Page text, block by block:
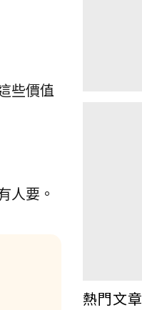
些價值
人要。
熱門文章